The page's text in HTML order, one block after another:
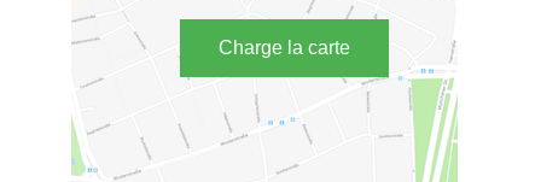
Charge la carte